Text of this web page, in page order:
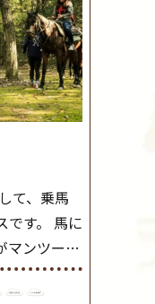
て、乗馬
です。 馬に
マンツーマ
だけでな
着する）